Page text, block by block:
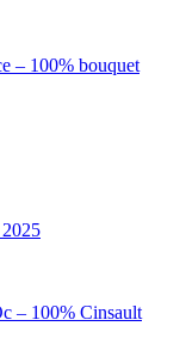
– 100% bouquet
– 100% Cinsault